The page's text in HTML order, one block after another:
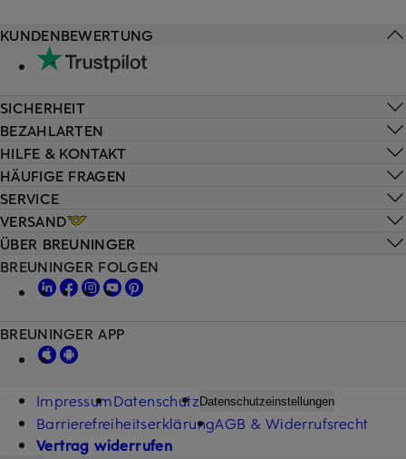
HILFE & KONTAKT
HÄUFIGE FRAGEN
SERVICE
VERSAND
KUNDENBEWERTUNG
SICHERHEIT
BEZAHLARTEN
ÜBER BREUNINGER
BREUNINGER FOLGEN
BREUNINGER APP
ImpressumDatenschutzDatenschutzeinstellungen
BarrierefreiheitserklärungAGB & Widerrufsrecht
Vertrag widerrufen